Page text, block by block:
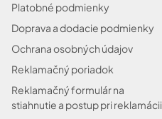
Platobné podmienky
Doprava a dodacie podmienky
Ochrana osobných údajov
Reklamačný poriadok
Reklamačný formulár na
stiahnutie a postup pri reklamácii